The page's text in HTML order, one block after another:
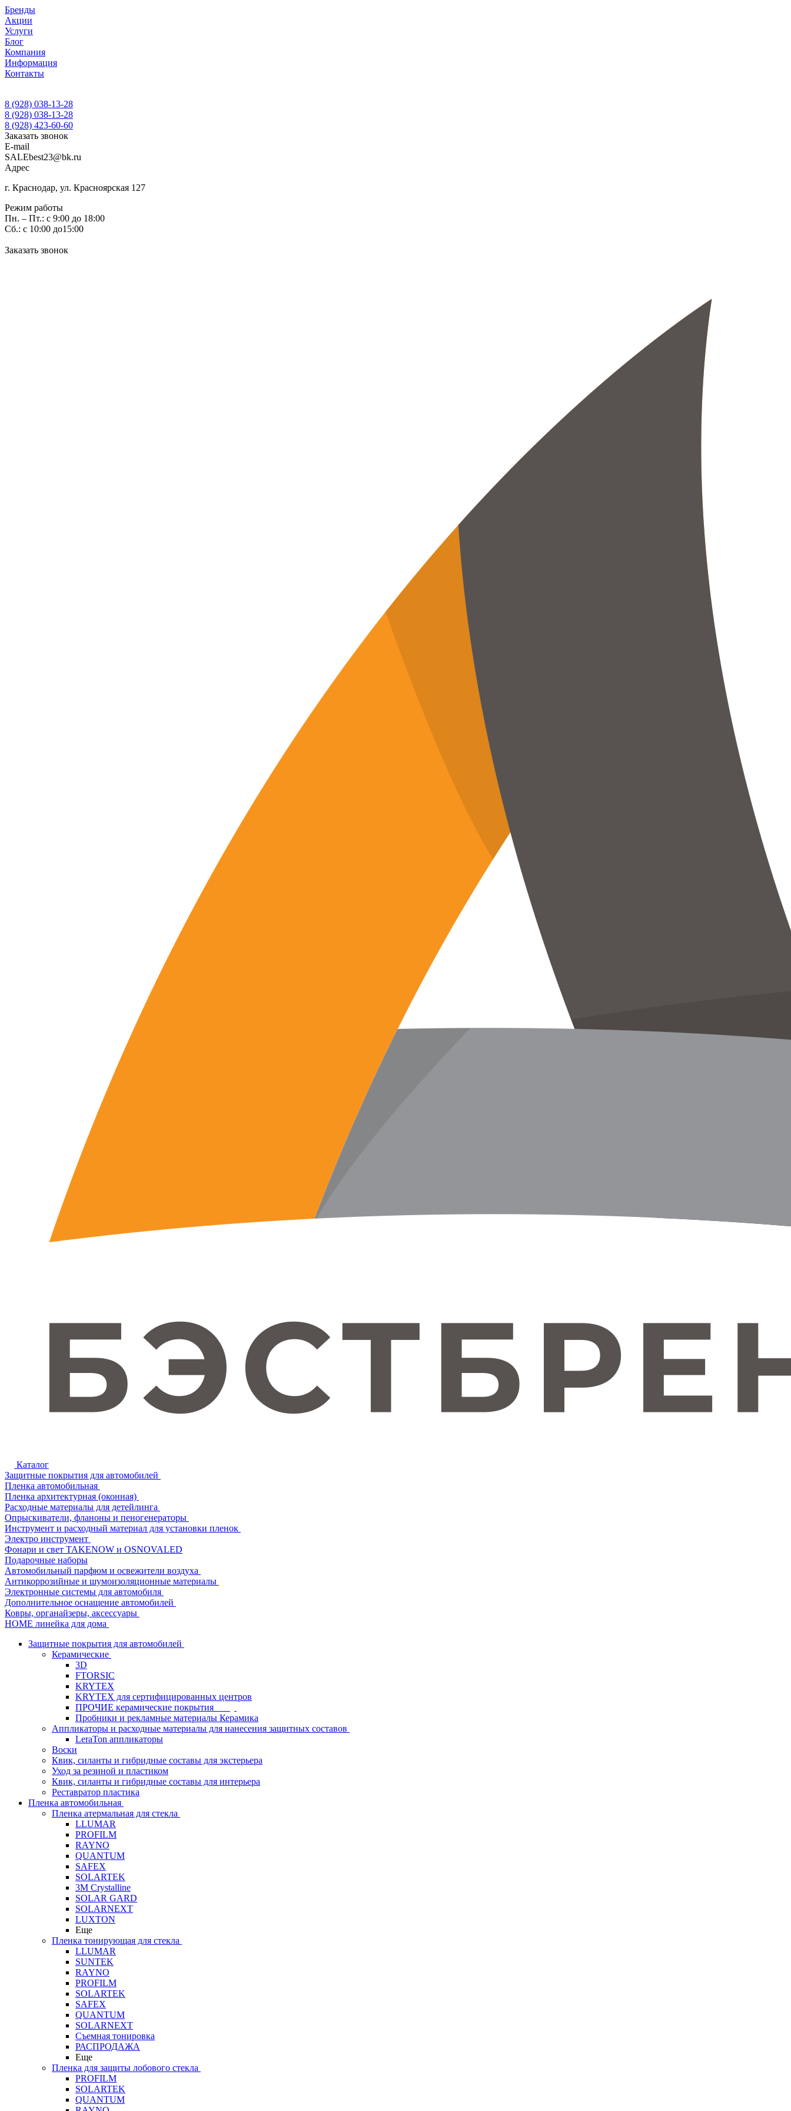
Бренды
Акции
Услуги
Блог
Компания
Информация
Контакты
8 (928) 038-13-28
8 (928) 038-13-28
8 (928) 423-60-60
Заказать звонок
E-mail
SALEbest23@bk.ru
Адрес
г. Краснодар, ул. Красноярская 127
Режим работы
Пн. – Пт.: с 9:00 до 18:00
Сб.: с 10:00 до15:00
Заказать звонок
Каталог
Защитные покрытия для автомобилей
Пленка автомобильная
Пленка архитектурная (оконная)
Расходные материалы для детейлинга
Опрыскиватели, фланоны и пеногенераторы
Инструмент и расходный материал для установки пленок
Электро инструмент
Фонари и свет TAKENOW и OSNOVALED
Подарочные наборы
Автомобильный парфюм и освежители воздуха
Антикоррозийные и шумоизоляционные материалы
Электронные системы для автомобиля
Дополнительное оснащение автомобилей
Ковры, органайзеры, аксессуары
HOME линейка для дома
Защитные покрытия для автомобилей
Керамические
3D
FTORSIC
KRYTEX
KRYTEX для сертифицированных центров
ПРОЧИЕ керамические покрытия
Пробники и рекламные материалы Керамика
Аппликаторы и расходные материалы для нанесения защитных составов
LeraTon аппликаторы
Воски
Квик, силанты и гибридные составы для экстерьера
Уход за резиной и пластиком
Квик, силанты и гибридные составы для интерьера
Реставратор пластика
Пленка автомобильная
Пленка атермальная для стекла
LLUMAR
PROFILM
RAYNO
QUANTUM
SAFEX
SOLARTEK
3M Crystalline
SOLAR GARD
SOLARNEXT
LUXTON
Еще
Пленка тонирующая для стекла
LLUMAR
SUNTEK
RAYNO
PROFILM
SOLARTEK
SAFEX
QUANTUM
SOLARNEXT
Съемная тонировка
РАСПРОДАЖА
Еще
Пленка для защиты лобового стекла
PROFILM
SOLARTEK
QUANTUM